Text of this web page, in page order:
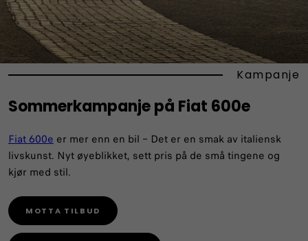
Kampanje
Sommerkampanje på Fiat 600e
Fiat 600e er mer enn en bil – Det er en smak av italiensk
livskunst. Nyt øyeblikket, sett pris på de små tingene og
kjør med stil.
MOTTA TILBUD